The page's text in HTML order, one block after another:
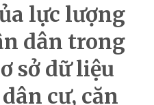
lực lượng
dân trong
sở dữ liệu
cư, căn